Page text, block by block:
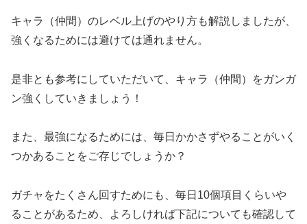
キャラ（仲間）のレベル上げのやり方も解説しましたが、
強くなるためには避けては通れません。
是非とも参考にしていただいて、キャラ（仲間）をガンガ
ン強くしていきましょう！
また、最強になるためには、毎日かかさずやることがいく
つかあることをご存じでしょうか？
ガチャをたくさん回すためにも、毎日10個項目くらいや
ることがあるため、よろしければ下記についても確認して